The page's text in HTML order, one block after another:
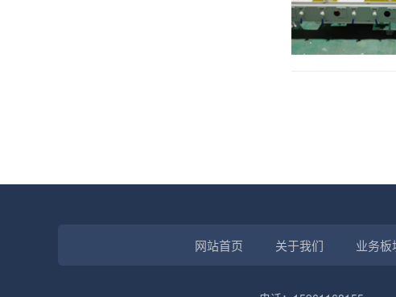
网站首页 关于我们 业务板